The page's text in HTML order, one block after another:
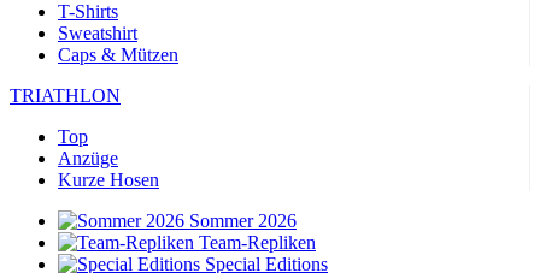
T-Shirts
Sweatshirt
Caps & Mützen
TRIATHLON
Top
Anzüge
Kurze Hosen
Sommer 2026
Team-Repliken
Special Editions